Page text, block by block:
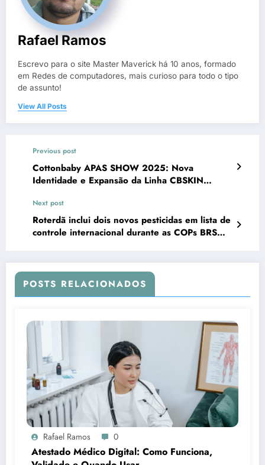
Rafael Ramos
Escrevo para o site Master Maverick há 10 anos, formado
em Redes de computadores, mais curioso para todo o tipo
de assunto!
View All Posts
Previous post
Cottonbaby APAS SHOW 2025: Nova
Identidade e Expansão da Linha CBSKIN
Next post
Roterdã inclui dois novos pesticidas em lista de
controle internacional durante as COPs BRS
POSTS RELACIONADOS
Rafael Ramos 0
Atestado Médico Digital: Como Funciona,